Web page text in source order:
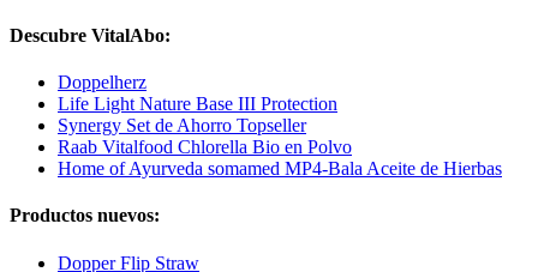
Descubre VitalAbo:
Doppelherz
Life Light Nature Base III Protection
Synergy Set de Ahorro Topseller
Raab Vitalfood Chlorella Bio en Polvo
Home of Ayurveda somamed MP4-Bala Aceite de Hierbas
Productos nuevos:
Dopper Flip Straw